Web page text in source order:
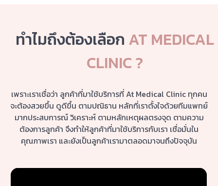
ทำไมถึงต้องเลือก AT MEDICAL
CLINIC ?
เพราะเราเชื่อว่า ลูกค้าที่มาใช้บริการที่ At Medical Clinic ทุกคน
จะต้องสวยขึ้น ดูดีขึ้น ตามปณิธาน หลักที่เราตั้งใจด้วยทีมแพทย์
มากประสบการณ์ วิเคราะห์ ตามหลักเหตุผลตรงจุด ตามความ
ต้องการลูกค้า จึงทำให้ลูกค้าที่มาใช้บริการกับเรา เชื่อมั่นใน
คุณภาพเรา และยังเป็นลูกค้าเรามาตลอดมาจนถึงปัจจุบัน